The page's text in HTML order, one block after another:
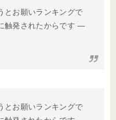
とお願いランキングで
触発されたからです —
とお願いランキングで